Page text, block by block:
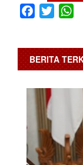
Facebook
Twitter
BERITA